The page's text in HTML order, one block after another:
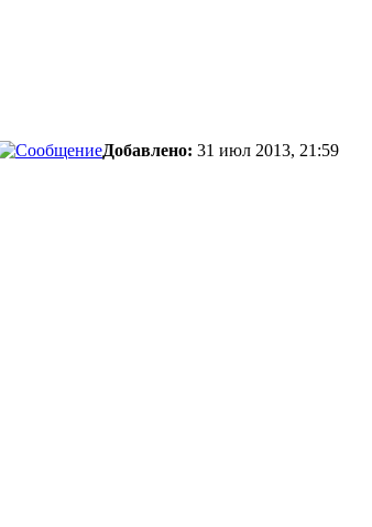
Добавлено: 31 июл 2013, 21:59